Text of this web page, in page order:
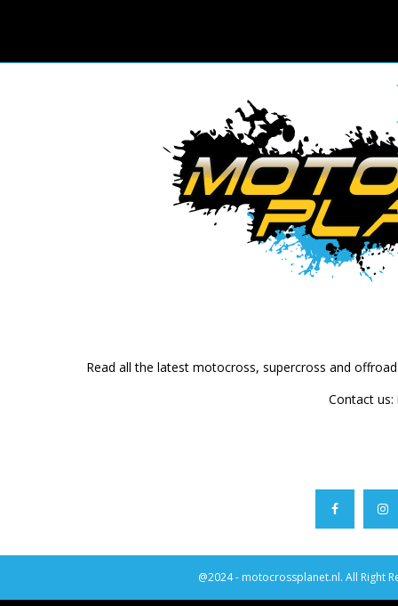
Read all the latest motocross, supercross and
Contact us:
@2024 - motocrossplanet.nl. All Right